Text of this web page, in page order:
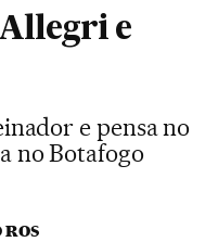
e
e pensa no
no Botafogo
ROS